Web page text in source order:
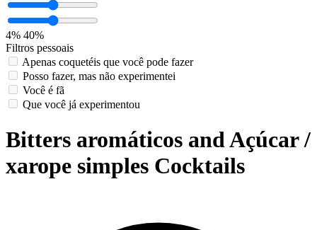
4% 40%
Filtros pessoais
Apenas coquetéis que você pode fazer
Posso fazer, mas não experimentei
Você é fã
Que você já experimentou
Bitters aromáticos and Açúcar /
xarope simples Cocktails